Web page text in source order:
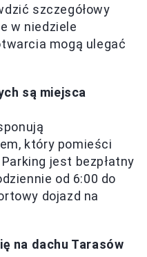
szczegółowy
w niedziele
mogą ulegać
są miejsca
który pomieści
jest bezpłatny
od 6:00 do
dojazd na
na dachu Tarasów